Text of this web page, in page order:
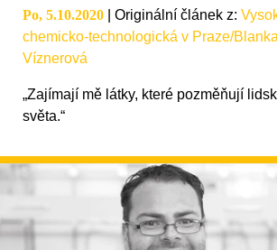
Po, 5.10.2020 Originální článek z:
chemicko-technologická v Praze/
Víznerová
„Zajímají mě látky, které pozměňují
světa.“